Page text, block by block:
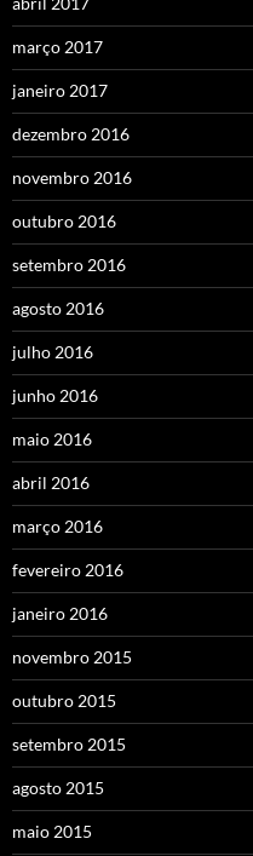
março 2017
janeiro 2017
dezembro 2016
novembro 2016
outubro 2016
setembro 2016
agosto 2016
julho 2016
junho 2016
maio 2016
abril 2016
março 2016
fevereiro 2016
janeiro 2016
novembro 2015
outubro 2015
setembro 2015
agosto 2015
maio 2015